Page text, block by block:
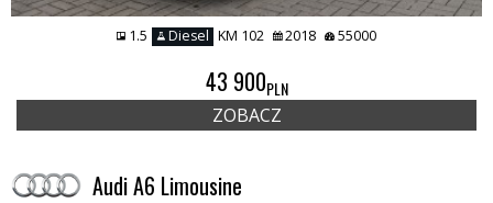
1.5 Diesel KM 102 2018 55000
43 900PLN
ZOBACZ
Audi A6 Limousine